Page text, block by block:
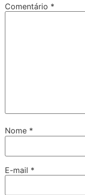
Comentário *
Nome *
E-mail *